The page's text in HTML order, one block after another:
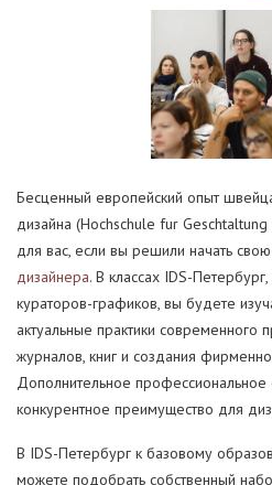
Бесценный европейский опыт
дизайна (Hochschule fur
для вас, если вы решили начать
дизайнера. В классах IDS-
кураторов-графиков, вы будете
актуальные практики современного
журналов, книг и создания
Дополнительное профессиональное
конкурентное преимущество для
В IDS-Петербург к базовому
можете подобрать собственный